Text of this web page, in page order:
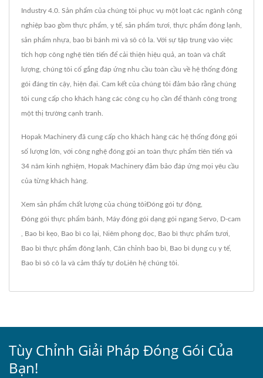
Industry 4.0. Sản phẩm của chúng tôi phục vụ một loạt các ngành công
nghiệp bao gồm thực phẩm, y tế, sản phẩm tươi, thực phẩm đóng lạnh,
sản phẩm nhựa, bao bì bánh mì và sô cô la. Với sự tập trung vào việc
tích hợp công nghệ tiên tiến để cải thiện hiệu quả, an toàn và chất
lượng, chúng tôi cố gắng đáp ứng nhu cầu toàn cầu về hệ thống đóng
gói đáng tin cậy, hiện đại. Cam kết của chúng tôi đảm bảo rằng chúng
tôi cung cấp cho khách hàng các công cụ họ cần để thành công trong
một thị trường cạnh tranh.
Hopak Machinery đã cung cấp cho khách hàng các hệ thống đóng gói
số lượng lớn, với công nghệ đóng gói an toàn thực phẩm tiên tiến và
34 năm kinh nghiệm, Hopak Machinery đảm bảo đáp ứng mọi yêu cầu
của từng khách hàng.
Xem sản phẩm chất lượng của chúng tôiĐóng gói tự động
Đóng gói thực phẩm bánh Máy đóng gói dạng gói ngang Servo D-cam
Bao bì kẹo Bao bì co lại Niêm phong dọc Bao bì thực phẩm tươi
Bao bì thực phẩm đông lạnh Căn chỉnh bao bì Bao bì dụng cụ y tế,
Bao bì sô cô la và cảm thấy tự doLiên hệ chúng tôi
Tùy Chỉnh Giải Pháp Đóng Gói Của
Bạn!